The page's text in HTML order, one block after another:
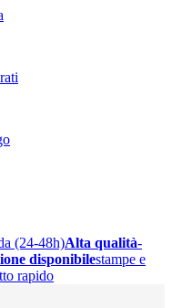
(24-48h)Alta qualità-
disponibilestampe e
rapido